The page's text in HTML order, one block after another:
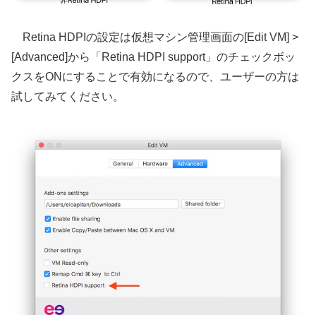
Retina HDPIの設定は仮想マシン管理画面の[Edit VM] >
[Advanced]から「Retina HDPI support」のチェックボッ
クスをONにすることで有効になるので、ユーザーの方は
試してみてください。